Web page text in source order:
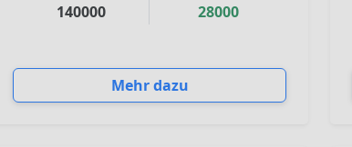
140000 28000
Mehr dazu